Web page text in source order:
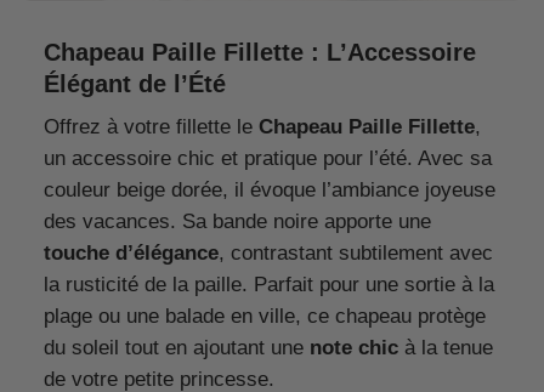
Chapeau Paille Fillette : L’Accessoire
Élégant de l’Été
Offrez à votre fillette le Chapeau Paille Fillette,
un accessoire chic et pratique pour l’été. Avec sa
couleur beige dorée, il évoque l’ambiance joyeuse
des vacances. Sa bande noire apporte une
touche d’élégance, contrastant subtilement avec
la rusticité de la paille. Parfait pour une sortie à la
plage ou une balade en ville, ce chapeau protège
du soleil tout en ajoutant une note chicà la tenue
de votre petite princesse.